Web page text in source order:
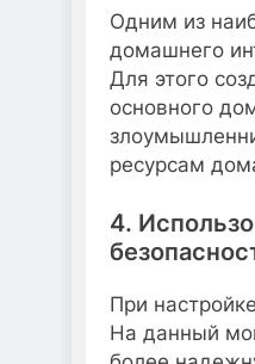
Одним из
домашнего
Для этого
основного
ресурсам
4.
При
На данный